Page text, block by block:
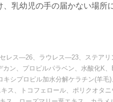
乳幼児の手の届かない場
レス―26、ラウレス―23、ステア
ン、プロピルパラベン、水酸化K
シプロピル加水分解ケラチン(羊
ス、トコフェロール、ポリクオタ